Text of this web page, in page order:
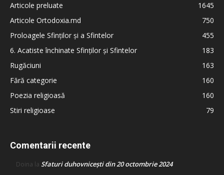
Articole preluate
1645
Articole Ortodoxia.md
750
Proloagele Sfinților și a Sfintelor
455
6. Acatiste închinate Sfinților și Sfintelor
183
Rugăciuni
163
Fără categorie
160
Poezia religioasă
160
Stiri religioase
79
Comentarii recente
Doina la Sfaturi duhovnicești din 20 octombrie 2024